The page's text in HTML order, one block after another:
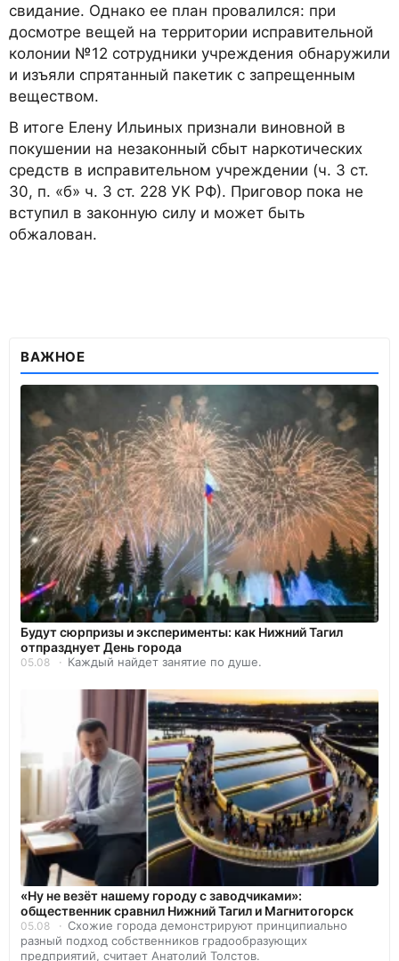
свидание. Однако ее план провалился: при
досмотре вещей на территории исправительной
колонии №12 сотрудники учреждения обнаружили
и изъяли спрятанный пакетик с запрещенным
веществом.
В итоге Елену Ильиных признали виновной в
покушении на незаконный сбыт наркотических
средств в исправительном учреждении (ч. 3 ст.
30, п. «б» ч. 3 ст. 228 УК РФ). Приговор пока не
вступил в законную силу и может быть
обжалован.
ВАЖНОЕ
Будут сюрпризы и эксперименты: как Нижний Тагил
отпразднует День города
05.08 Каждый найдет занятие по душе.
«Ну не везёт нашему городу с заводчиками»:
общественник сравнил Нижний Тагил и Магнитогорск
05.08
Схожие города демонстрируют принципиально
разный подход собственников градообразующих
предприятий, считает Анатолий Толстов.